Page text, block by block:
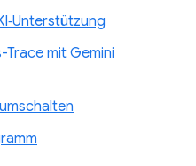
mit Gemini